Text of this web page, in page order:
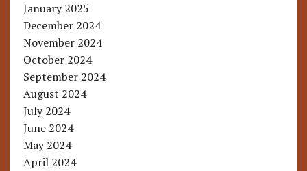
January 2025
December 2024
November 2024
October 2024
September 2024
August 2024
July 2024
June 2024
May 2024
April 2024